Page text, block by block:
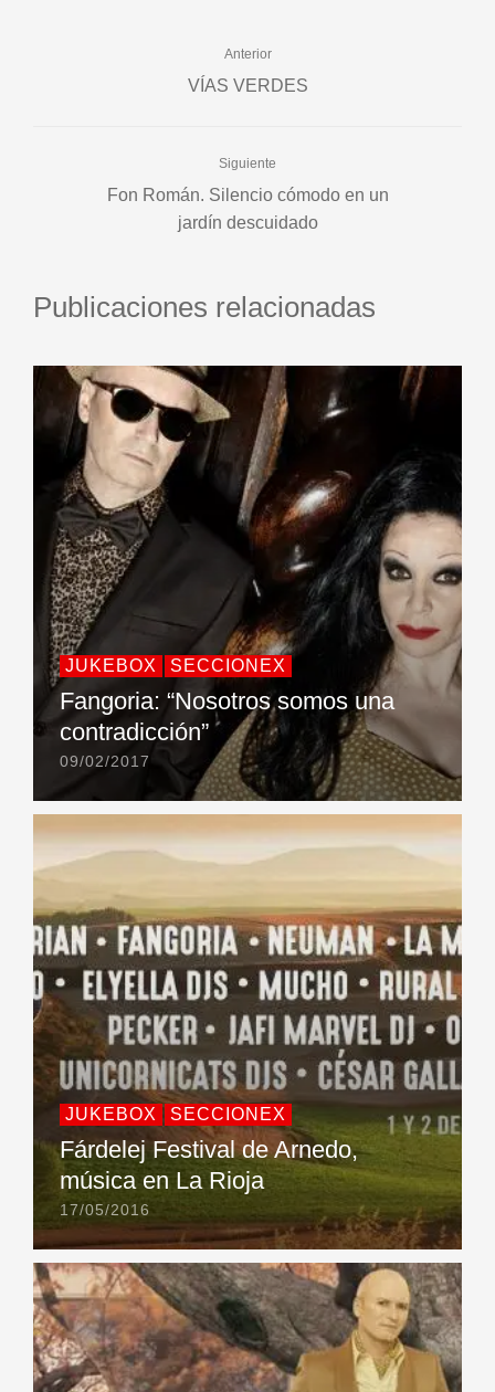
Anterior
VÍAS VERDES
Siguiente
Fon Román. Silencio cómodo en un
jardín descuidado
Publicaciones relacionadas
JUKEBOX SECCIONEX
Fangoria: “Nosotros somos una
contradicción”
09/02/2017
JUKEBOX SECCIONEX
Fárdelej Festival de Arnedo,
música en La Rioja
17/05/2016